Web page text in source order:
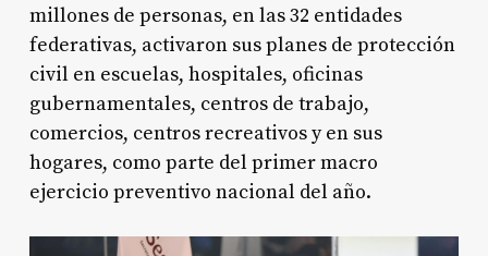
millones de personas, en las 32 entidades
federativas, activaron sus planes de protección
civil en escuelas, hospitales, oficinas
gubernamentales, centros de trabajo,
comercios, centros recreativos y en sus
hogares, como parte del primer macro
ejercicio preventivo nacional del año.